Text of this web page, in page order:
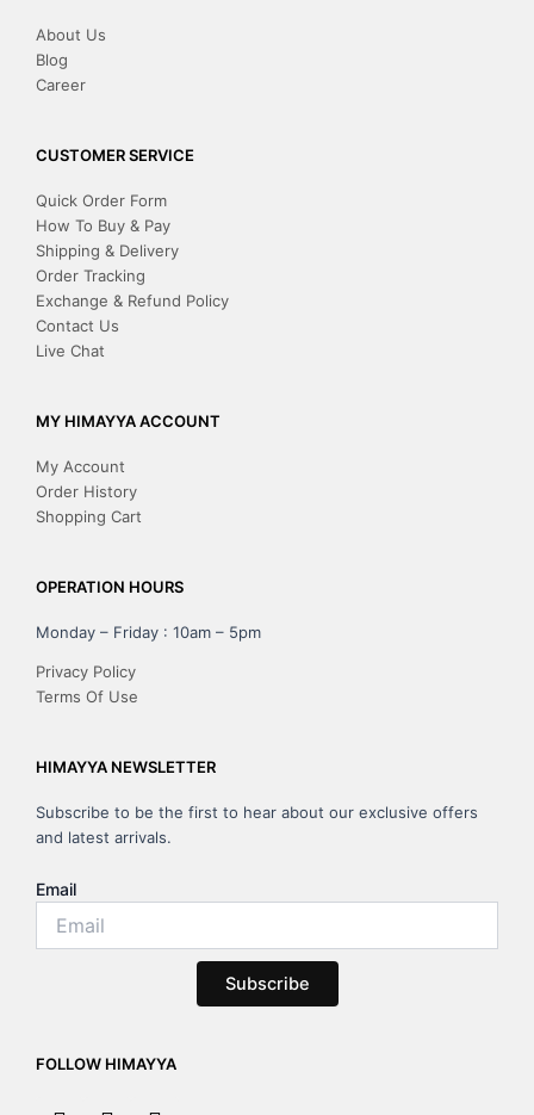
About Us
Blog
Career
CUSTOMER SERVICE
Quick Order Form
How To Buy & Pay
Shipping & Delivery
Order Tracking
Exchange & Refund Policy
Contact Us
Live Chat
MY HIMAYYA ACCOUNT
My Account
Order History
Shopping Cart
OPERATION HOURS
Monday – Friday : 10am – 5pm
Privacy Policy
Terms Of Use
HIMAYYA NEWSLETTER
Subscribe to be the first to hear about our exclusive offers
and latest arrivals.
Email
Subscribe
FOLLOW HIMAYYA
F I Y